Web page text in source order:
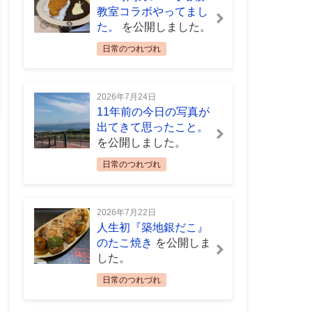
教室コラボやってまし
た。
を公開しました。
日常のつれづれ
2026年7月24日
11年前の今日の写真が
出てきて思ったこと。
を公開しました。
日常のつれづれ
2026年7月22日
人生初『築地銀だこ』
のたこ焼き を公開しま
した。
日常のつれづれ